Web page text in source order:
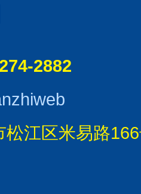
2882
松江区米易路